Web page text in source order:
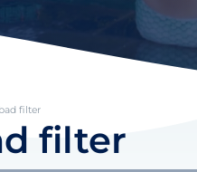
filter
filter